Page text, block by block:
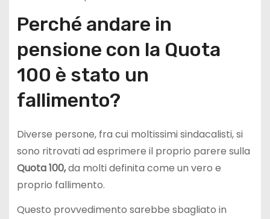
Perché andare in
pensione con la Quota
100 è stato un
fallimento?
Diverse persone, fra cui moltissimi sindacalisti, si
sono ritrovati ad esprimere il proprio parere sulla
Quota 100,da molti definita come un vero e
proprio fallimento.
Questo provvedimento sarebbe sbagliato in